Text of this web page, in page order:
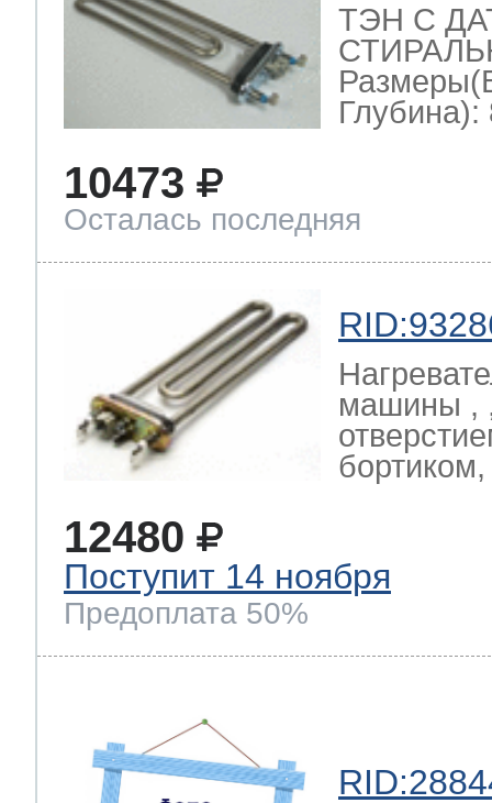
ТЭН С
Глубина):
10473
Осталась последняя
машины ,
12480
Поступит 14 ноября
Предоплата 50%